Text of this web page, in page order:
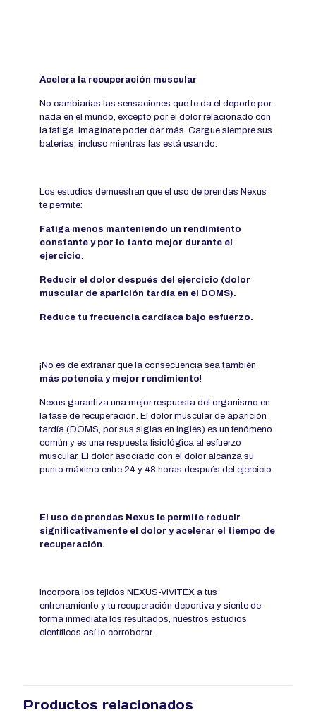
Acelera la recuperación muscular
No cambiarías las sensaciones que te da el deporte por
nada en el mundo, excepto por el dolor relacionado con
la fatiga. Imagínate poder dar más. Cargue siempre sus
baterías, incluso mientras las está usando.
Los estudios demuestran que el uso de prendas Nexus
te permite:
Fatiga menos manteniendo un rendimiento
constante y por lo tanto mejor durante el
ejercicio.
Reducir el dolor después del ejercicio (dolor
muscular de aparición tardía en el DOMS).
Reduce tu frecuencia cardíaca bajo esfuerzo.
¡No es de extrañar que la consecuencia sea también
más potencia y mejor rendimiento!
Nexus garantiza una mejor respuesta del organismo en
la fase de recuperación. El dolor muscular de aparición
tardía (DOMS, por sus siglas en inglés) es un fenómeno
común y es una respuesta fisiológica al esfuerzo
muscular. El dolor asociado con el dolor alcanza su
punto máximo entre 24 y 48 horas después del ejercicio.
El uso de prendas Nexus le permite reducir
significativamente el dolor y acelerar el tiempo de
recuperación.
Incorpora los tejidos NEXUS-VIVITEX a tus
entrenamiento y tu recuperación deportiva y siente de
forma inmediata los resultados, nuestros estudios
científicos así lo corroborar.
Productos relacionados